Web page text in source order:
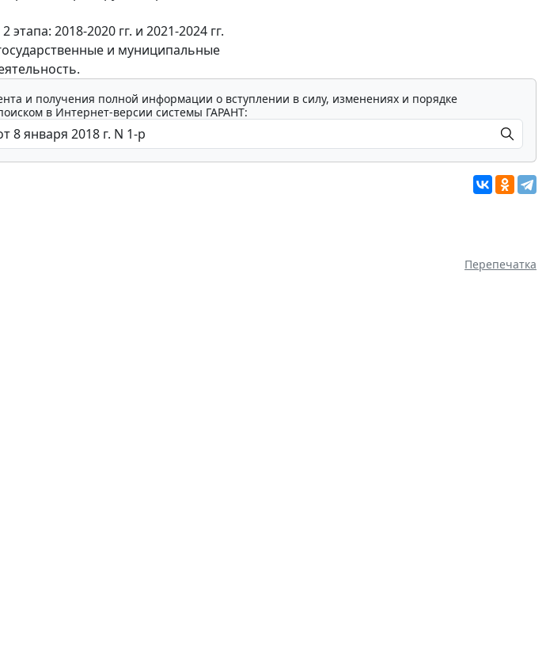
2018-2020 гг. и 2021-2024 гг.
и муниципальные
и получения полной информации о вступлении в силу, изменениях и порядке
в Интернет-версии системы ГАРАНТ:
Перепечатка